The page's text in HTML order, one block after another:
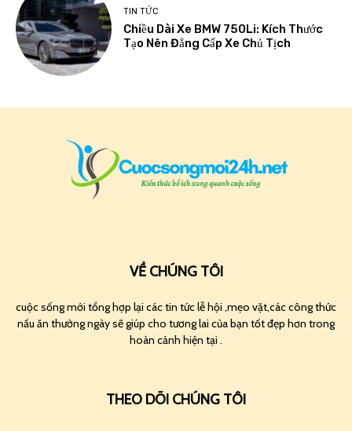
TIN TỨC
Chiều Dài Xe BMW 750Li: Kích Thước
Tạo Nên Đẳng Cấp Xe Chủ Tịch
VỀ CHÚNG TÔI
cuộc sống mới tổng hợp lại các tin tức lễ hội ,mẹo vặt,các công thức
nấu ăn thường ngày sẽ giúp cho tương lai của bạn tốt đẹp hơn trong
hoàn cảnh hiện tại .
THEO DÕI CHÚNG TÔI